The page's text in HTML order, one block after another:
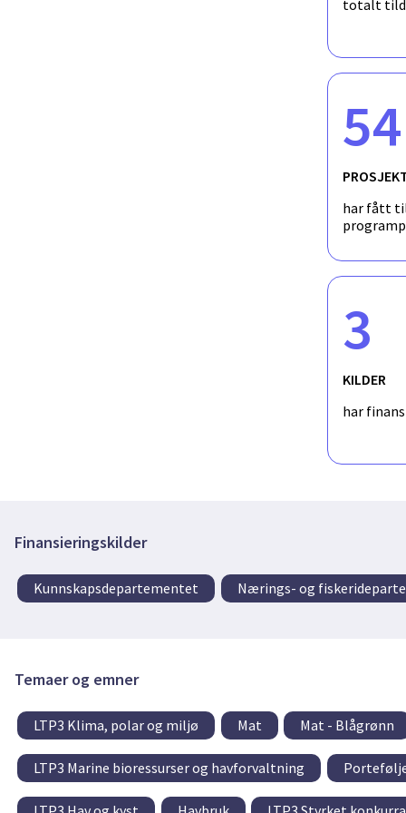
totalt
54
har fått
3
KILDER
har
Finansieringskilder
Kunnskapsdepartementet Nærings- og
Temaer og emner
LTP3 Klima, polar og miljø Mat Mat - Blågrønn
LTP3 Marine bioressurser og havforvaltning